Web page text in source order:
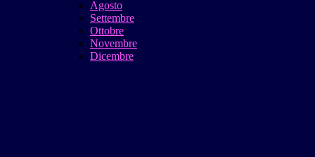
Agosto
Settembre
Ottobre
Novembre
Dicembre